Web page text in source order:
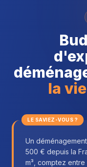
la
LE SAVIEZ-VOUS ?
Un
500 € depuis la
m³, comptez